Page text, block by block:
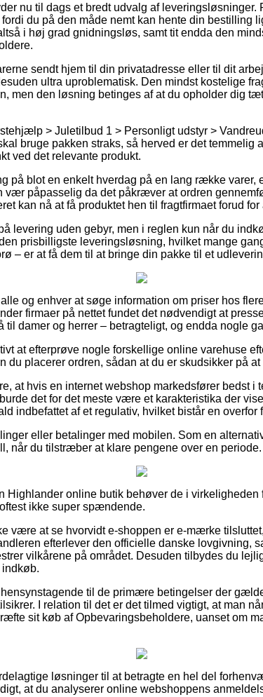
nu til dags et bredt udvalg af leveringsløsninger.
du på den måde nemt kan hente din bestilling
i høj grad gnidningsløs, samt tit endda den
sendt hjem til din privatadresse eller til dit
ultra uproblematisk. Den mindst kostelige
men den løsning betinges af at du opholder dig
> Juletilbud 1 > Personligt udstyr >
bruge pakken straks, så herved er det temmelig
ved det relevante produkt.
på blot en enkelt hverdag på en lang række varer,
vær påpasselig da det påkræver at ordren
kan nå at få produktet hen til fragtfirmaet forud
levering uden gebyr, men i reglen kun når du
prisbilligste leveringsløsning, hvilket mange
– er at få dem til at bringe din pakke til et
og enhver at søge information om priser hos
firmaer på nettet fundet det nødvendigt at
til damer og herrer – betragteligt, og endda nogle
at efterprøve nogle forskellige online varehuse
du placerer ordren, sådan at du er skudsikker på at
at hvis en internet webshop markedsfører bedst i
det for det meste være et karakteristika der
indbefattet af et regulativ, hvilket bistår en overfor
eller betalinger med mobilen. Som en
når du tilstræber at klare pengene over en periode.
Highlander online butik behøver de i
ikke super spændende.
være at se hvorvidt e-shoppen er e-mærke
efterlever den officielle danske lovgivning,
vilkårene på området. Desuden tilbydes du
indkøb.
til de primære betingelser der
I relation til det er det tilmed vigtigt, at man
sit køb af Opbevaringsbeholdere, uanset om
løsninger til at betragte en hel del
at du analyserer online webshoppens